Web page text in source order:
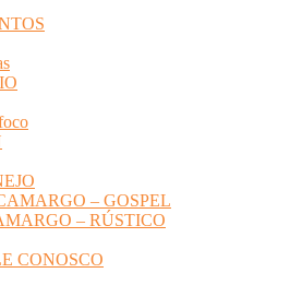
– GOSPEL
– RÚSTICO
CONOSCO